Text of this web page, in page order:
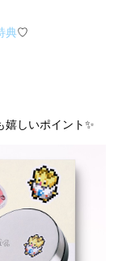
典♡
しいポイント✨